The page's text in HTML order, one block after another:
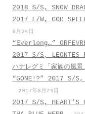
2018 S/S, SNOW
2017 F/W, GOD
9月24日
“Everlong…”
2017 S/S, LEONTES
ハナレグミ「家族の風景
“GONE!?” 2017 S/S,
2017年8月23日
2017 S/S, HEART’S